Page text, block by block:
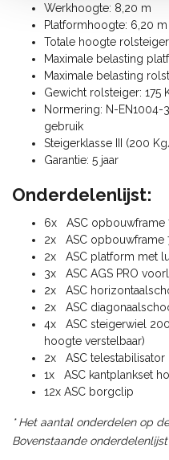
Werkhoogte: 8,20 m
Platformhoogte: 6,20 m
Totale hoogte
Maximale belasting
Maximale belasting
Gewicht rolsteiger: 175
Normering: N-EN1004-
gebruik
Steigerklasse III (200
Garantie: 5 jaar
Onderdelenlijst:
6x ASC opbouwframe
2x ASC opbouwframe
2x ASC platform met
3x ASC AGS PRO
2x ASC
2x ASC
4x ASC steigerwiel
hoogte verstelbaar)
2x ASC telestabilisator
1x ASC kantplankset
12x ASC borgclip
* Het aantal onderdelen op
Bovenstaande